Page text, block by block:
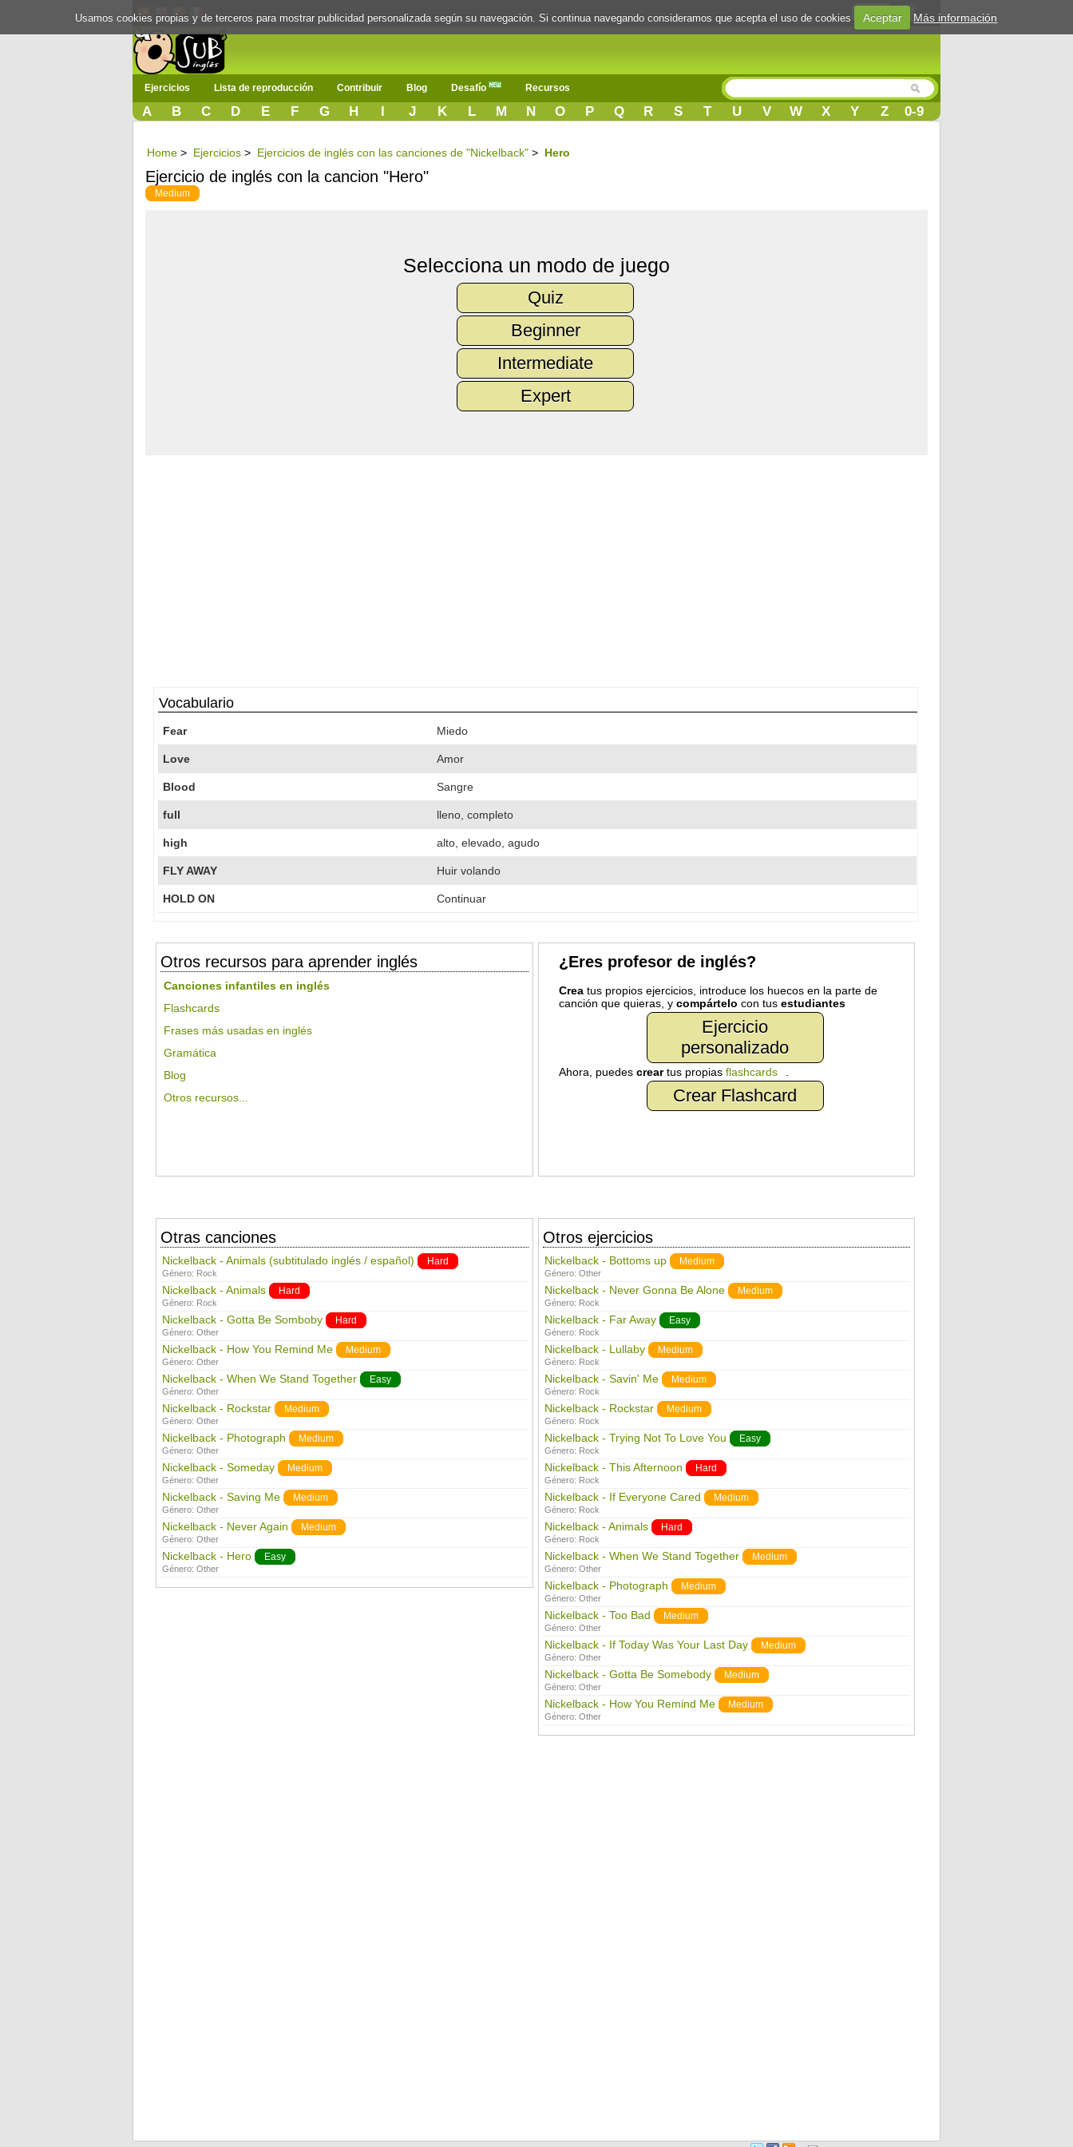
Login
Ejercicios Lista de reproducción Contribuir Blog Desafío Recursos
A B C D E F G H I J K L M N O P Q R S T U V W X Y Z 0-9
Home > Ejercicios > Ejercicios de inglés con las canciones de "Nickelback" > Hero
Ejercicio de inglés con la cancion "Hero"
Medium
Selecciona un modo de juego
Quiz
Beginner
Intermediate
Expert
Vocabulario
Fear Miedo
Love Amor
Blood Sangre
full lleno, completo
high alto, elevado, agudo
FLY AWAY Huir volando
HOLD ON Continuar
Otros recursos para aprender inglés
Canciones infantiles en inglés
Flashcards
Frases más usadas en inglés
Gramática
Blog
Otros recursos...
¿Eres profesor de inglés?
Creatus propios ejercicios, introduce los huecos en la parte de
canción que quieras, y compártelo con tus estudiantes
Ejercicio
personalizado
Ahora, puedes creartus propias flashcards
Crear Flashcard
Otras canciones
Nickelback - Animals (subtitulado inglés / español) Hard
Género: Rock
Nickelback - Animals Hard
Género: Rock
Nickelback - Gotta Be Somboby Hard
Género: Other
Nickelback - How You Remind Me Medium
Género: Other
Nickelback - When We Stand Together Easy
Género: Other
Nickelback - Rockstar Medium
Género: Other
Nickelback - Photograph Medium
Género: Other
Nickelback - Someday Medium
Género: Other
Nickelback - Saving Me Medium
Género: Other
Nickelback - Never Again Medium
Género: Other
Nickelback - Hero Easy
Género: Other
Otros ejercicios
Nickelback - Bottoms up Medium
Género: Other
Nickelback - Never Gonna Be Alone Medium
Género: Rock
Nickelback - Far Away Easy
Género: Rock
Nickelback - Lullaby Medium
Género: Rock
Nickelback - Savin' Me Medium
Género: Rock
Nickelback - Rockstar Medium
Género: Rock
Nickelback - Trying Not To Love You Easy
Género: Rock
Nickelback - This Afternoon Hard
Género: Rock
Nickelback - If Everyone Cared Medium
Género: Rock
Nickelback - Animals Hard
Género: Rock
Nickelback - When We Stand Together Medium
Género: Other
Nickelback - Photograph Medium
Género: Other
Nickelback - Too Bad Medium
Género: Other
Nickelback - If Today Was Your Last Day Medium
Género: Other
Nickelback - Gotta Be Somebody Medium
Género: Other
Nickelback - How You Remind Me Medium
Género: Other
Usamos cookies propias y de terceros para mostrar publicidad personalizada según su navegación. Si continua navegando consideramos que acepta el uso de cookies Aceptar Más información